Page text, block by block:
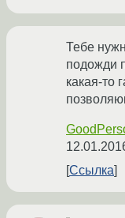
Тебе
подожди
какая-то
Ссылка